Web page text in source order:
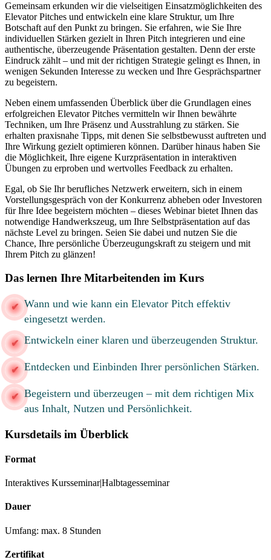
Gemeinsam erkunden wir die vielseitigen Einsatzmöglichkeiten des
Elevator Pitches und entwickeln eine klare Struktur, um Ihre
Botschaft auf den Punkt zu bringen. Sie erfahren, wie Sie Ihre
individuellen Stärken gezielt in Ihren Pitch integrieren und eine
authentische, überzeugende Präsentation gestalten. Denn der erste
Eindruck zählt – und mit der richtigen Strategie gelingt es Ihnen, in
wenigen Sekunden Interesse zu wecken und Ihre Gesprächspartner
zu begeistern.
Neben einem umfassenden Überblick über die Grundlagen eines
erfolgreichen Elevator Pitches vermitteln wir Ihnen bewährte
Techniken, um Ihre Präsenz und Ausstrahlung zu stärken. Sie
erhalten praxisnahe Tipps, mit denen Sie selbstbewusst auftreten und
Ihre Wirkung gezielt optimieren können. Darüber hinaus haben Sie
die Möglichkeit, Ihre eigene Kurzpräsentation in interaktiven
Übungen zu erproben und wertvolles Feedback zu erhalten.
Egal, ob Sie Ihr berufliches Netzwerk erweitern, sich in einem
Vorstellungsgespräch von der Konkurrenz abheben oder Investoren
für Ihre Idee begeistern möchten – dieses Webinar bietet Ihnen das
notwendige Handwerkszeug, um Ihre Selbstpräsentation auf das
nächste Level zu bringen. Seien Sie dabei und nutzen Sie die
Chance, Ihre persönliche Überzeugungskraft zu steigern und mit
Ihrem Pitch zu glänzen!
Das lernen Ihre Mitarbeitenden im Kurs
Wann und wie kann ein Elevator Pitch effektiv
eingesetzt werden.
Entwickeln einer klaren und überzeugenden Struktur.
Entdecken und Einbinden Ihrer persönlichen Stärken.
Begeistern und überzeugen – mit dem richtigen Mix
aus Inhalt, Nutzen und Persönlichkeit.
Kursdetails im Überblick
Format
Interaktives Kursseminar|Halbtagesseminar
Dauer
Umfang: max. 8 Stunden
Zertifikat